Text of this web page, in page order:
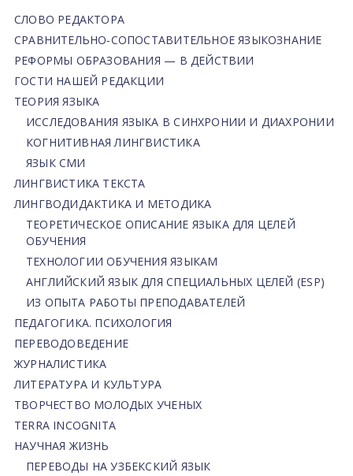
СЛОВО РЕДАКТОРА
СРАВНИТЕЛЬНО-СОПОСТАВИТЕЛЬНОЕ ЯЗЫКОЗНАНИЕ
РЕФОРМЫ ОБРАЗОВАНИЯ — В ДЕЙСТВИИ
ГОСТИ НАШЕЙ РЕДАКЦИИ
ТЕОРИЯ ЯЗЫКА
ИССЛЕДОВАНИЯ ЯЗЫКА В СИНХРОНИИ И ДИАХРОНИИ
КОГНИТИВНАЯ ЛИНГВИСТИКА
ЯЗЫК СМИ
ЛИНГВИСТИКА ТЕКСТА
ЛИНГВОДИДАКТИКА И МЕТОДИКА
ТЕОРЕТИЧЕСКОЕ ОПИСАНИЕ ЯЗЫКА ДЛЯ ЦЕЛЕЙ
ОБУЧЕНИЯ
ТЕХНОЛОГИИ ОБУЧЕНИЯ ЯЗЫКАМ
АНГЛИЙСКИЙ ЯЗЫК ДЛЯ СПЕЦИАЛЬНЫХ ЦЕЛЕЙ (ESP)
ИЗ ОПЫТА РАБОТЫ ПРЕПОДАВАТЕЛЕЙ
ПЕДАГОГИКА. ПСИХОЛОГИЯ
ПЕРЕВОДОВЕДЕНИЕ
ЖУРНАЛИСТИКА
ЛИТЕРАТУРА И КУЛЬТУРА
ТВОРЧЕСТВО МОЛОДЫХ УЧЕНЫХ
TERRA INCOGNITA
НАУЧНАЯ ЖИЗНЬ
ПЕРЕВОДЫ НА УЗБЕКСКИЙ ЯЗЫК